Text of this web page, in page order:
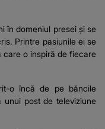
în domeniul presei și se
Printre pasiunile ei se
care o inspiră de fiecare
o încă de pe băncile
post de televiziune